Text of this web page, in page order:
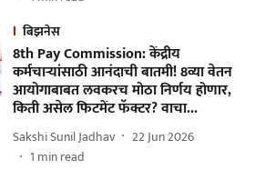
बिझनेस
8th Pay Commission: केंद्रीय
कर्मचाऱ्यांसाठी आनंदाची बातमी! 8व्या वेतन
आयोगाबाबत लवकरच मोठा निर्णय होणार,
किती असेल फिटमेंट फॅक्टर? वाचा...
Sakshi Sunil Jadhav
22 Jun 2026
1 min read